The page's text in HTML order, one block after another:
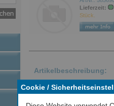
Cookie /
Lieferzeit:
Stück.
Artikelbeschreibung:
INDUSTRIEFLEX
Spezial-Leitung